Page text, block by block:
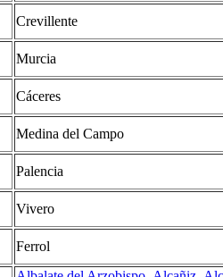
Crevillente
Murcia
Cáceres
Medina del Campo
Palencia
Vivero
Ferrol